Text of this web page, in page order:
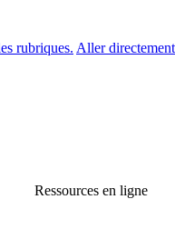
rubriques. Aller
Ressources en ligne